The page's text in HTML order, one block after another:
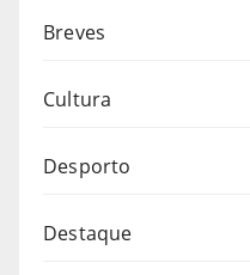
Breves
Cultura
Desporto
Destaque